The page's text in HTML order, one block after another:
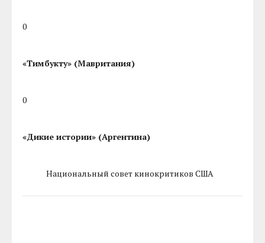
0
«Тимбукту» (Мавритания)
0
«Дикие истории» (Аргентина)
Национальный совет кинокритиков США